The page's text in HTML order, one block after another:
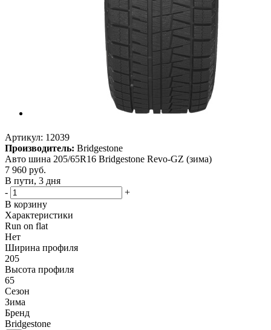
Артикул: 12039
Производитель: Bridgestone
Авто шина 205/65R16 Bridgestone Revo-GZ (зима)
7 960 руб.
В пути, 3 дня
-
+
В корзину
Характеристики
Run on flat
Нет
Ширина профиля
205
Высота профиля
65
Сезон
Зима
Бренд
Bridgestone